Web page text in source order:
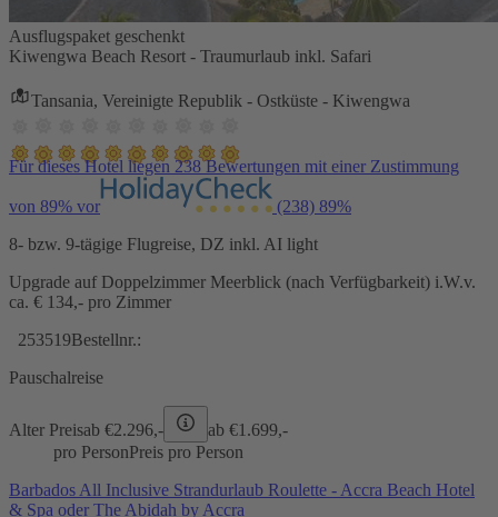
Ausflugspaket geschenkt
Kiwengwa Beach Resort - Traumurlaub inkl. Safari
Tansania, Vereinigte Republik - Ostküste - Kiwengwa
Für dieses Hotel liegen 238 Bewertungen mit einer Zustimmung
von 89% vor (238) 89%
8- bzw. 9-tägige Flugreise, DZ inkl. AI light
Upgrade auf Doppelzimmer Meerblick (nach Verfügbarkeit) i.W.v.
ca. € 134,- pro Zimmer
253519Bestellnr.:
Pauschalreise
Alter Preisab €2.296,- ab €1.699,-
pro PersonPreis pro Person
Barbados All Inclusive Strandurlaub Roulette - Accra Beach Hotel
& Spa oder The Abidah by Accra